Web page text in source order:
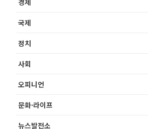
경제
국제
정치
사회
오피니언
문화·라이프
뉴스발전소